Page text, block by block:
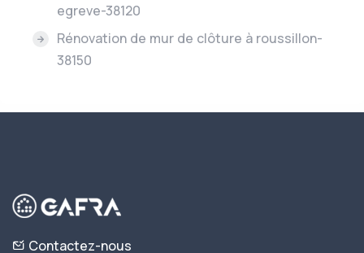
egreve-38120
Rénovation de mur de clôture à roussillon-
38150
Contactez-nous